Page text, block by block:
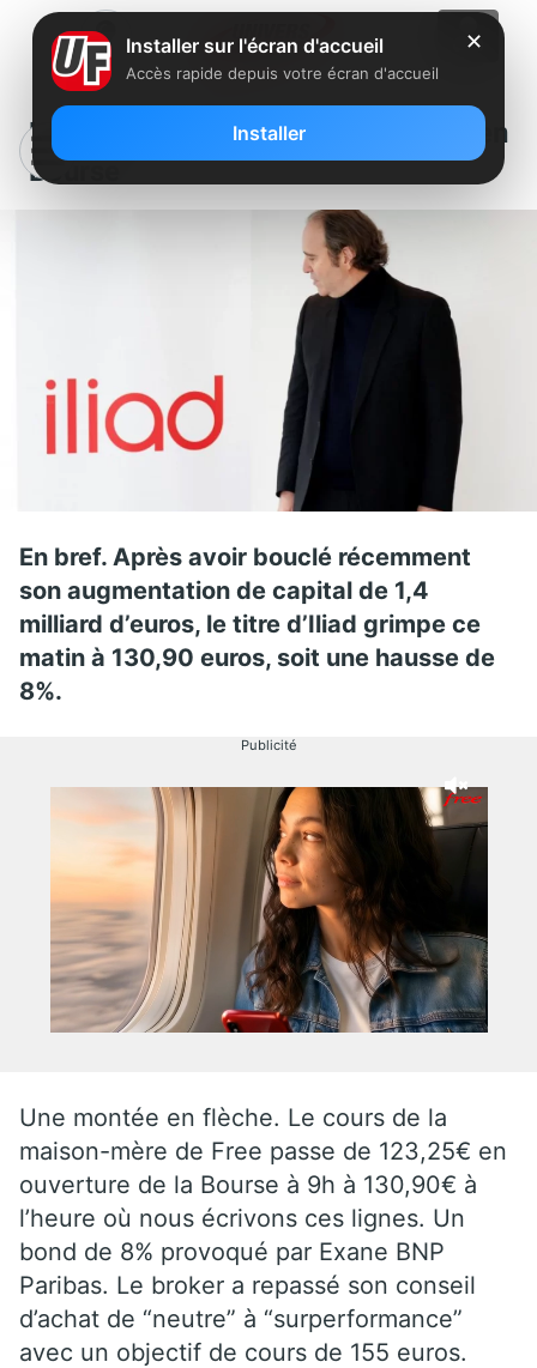
Le titre d’Iliad bondit de 8% en
Bourse
En bref. Après avoir bouclé récemment
son augmentation de capital de 1,4
milliard d’euros, le titre d’Iliad grimpe ce
matin à 130,90 euros, soit une hausse de
8%.
Publicité
Une montée en flèche. Le cours de la
maison-mère de Free passe de 123,25€ en
ouverture de la Bourse à 9h à 130,90€ à
l’heure où nous écrivons ces lignes. Un
bond de 8% provoqué par Exane BNP
Paribas. Le broker a repassé son conseil
d’achat de “neutre” à “surperformance”
avec un objectif de cours de 155 euros.
✕
Installer sur l'écran d'accueil
Accès rapide depuis votre écran d'accueil
Installer